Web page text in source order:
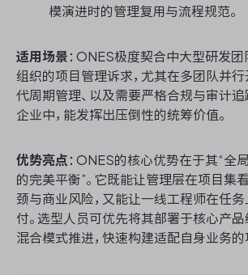
模演进时的管理复用与流程规范。
适用场景 ：ONES极度契合中大型研发
组织的项目管理诉求，尤其在多团队并行
代周期管理、以及需要严格合规与审计
企业中，能发挥出压倒性的统筹价值。
优势亮点 ：ONES的核心优势在于其“全
的完美平衡”。它既能让管理层在项目集
颈与商业风险，又能让一线工程师在任
付。选型人员可优先将其部署于核心产品
混合模式推进，快速构建适配自身业务的